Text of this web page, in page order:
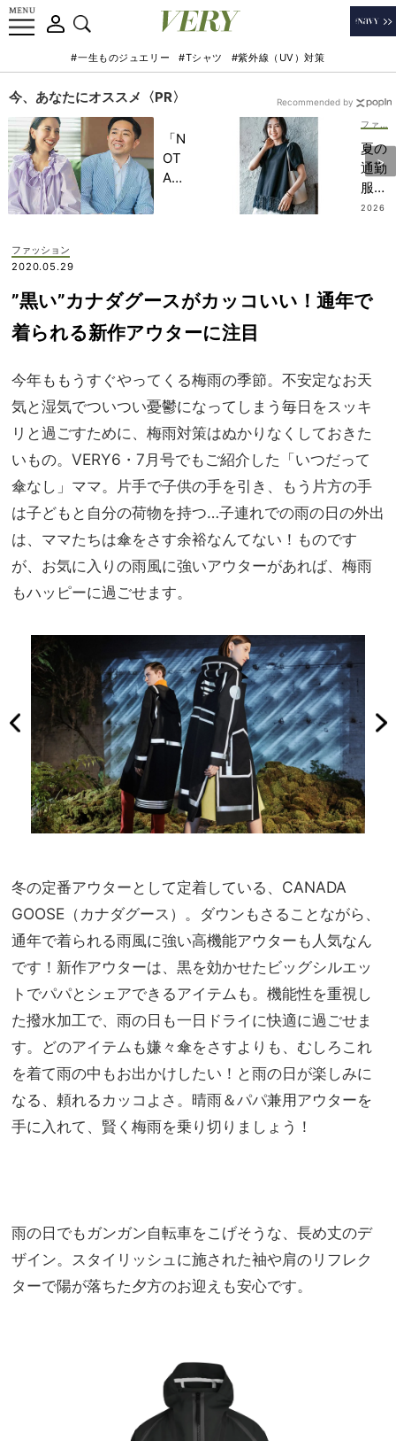
#一生ものジュエリー #Tシャツ #紫外線（UV）対策
今、あなたにオススメ〈PR〉
「N
OT
A
記憶
に一
生残
【極
上の
家族
旅】
を
夏の
通勤
服に
【黒
能！
枚で
サマ
が叶
う
2026
Recommended by
ファッション
2020.05.29
”黒い”カナダグースがカッコいい！通年で
着られる新作アウターに注目
今年ももうすぐやってくる梅雨の季節。不安定なお天
気と湿気でついつい憂鬱になってしまう毎日をスッキ
リと過ごすために、梅雨対策はぬかりなくしておきた
いもの。VERY6・7月号でもご紹介した「いつだって
傘なし」ママ。片手で子供の手を引き、もう片方の手
は子どもと自分の荷物を持つ…子連れでの雨の日の外出
は、ママたちは傘をさす余裕なんてない！ものです
が、お気に入りの雨風に強いアウターがあれば、梅雨
もハッピーに過ごせます。
冬の定番アウターとして定着している、CANADA
GOOSE（カナダグース）。ダウンもさることながら、
通年で着られる雨風に強い高機能アウターも人気なん
です！新作アウターは、黒を効かせたビッグシルエッ
トでパパとシェアできるアイテムも。機能性を重視し
た撥水加工で、雨の日も一日ドライに快適に過ごせま
す。どのアイテムも嫌々傘をさすよりも、むしろこれ
を着て雨の中もお出かけしたい！と雨の日が楽しみに
なる、頼れるカッコよさ。晴雨＆パパ兼用アウターを
手に入れて、賢く梅雨を乗り切りましょう！
雨の日でもガンガン自転車をこげそうな、長め丈のデ
ザイン。スタイリッシュに施された袖や肩のリフレク
ターで陽が落ちた夕方のお迎えも安心です。